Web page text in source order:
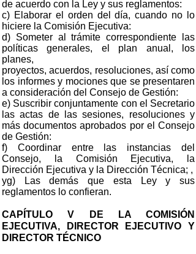
de acuerdo con la Ley y sus reglamentos:
c) Elaborar el orden del día, cuando no lo
hiciere la Comisión Ejecutiva:
d) Someter al trámite correspondiente las
políticas generales, el plan anual, los
planes,
proyectos, acuerdos, resoluciones, así como
los informes y mociones que se presentaren
a consideración del Consejo de Gestión:
e) Suscribir conjuntamente con el Secretario
las actas de las sesiones, resoluciones y
más documentos aprobados por el Consejo
de Gestión:
f) Coordinar entre las instancias del
Consejo, la Comisión Ejecutiva, la
Dirección Ejecutiva y la Dirección Técnica; ,
yg) Las demás que esta Ley y sus
reglamentos lo confieran.
CAPÍTULO V DE LA COMISIÓN
EJECUTIVA, DIRECTOR EJECUTIVO Y
DIRECTOR TÉCNICO